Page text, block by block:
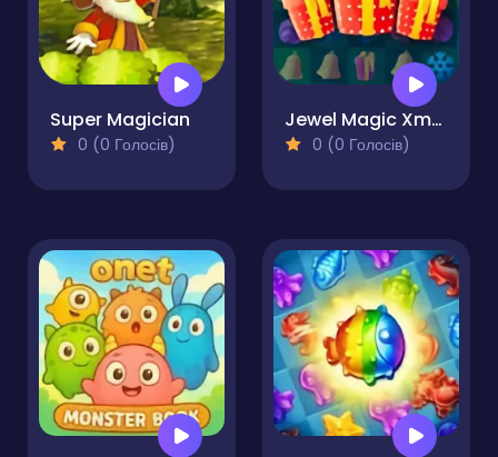
Super Magician
0 (0 Голосів)
Jewel Magic Xmas
0 (0 Голосів)